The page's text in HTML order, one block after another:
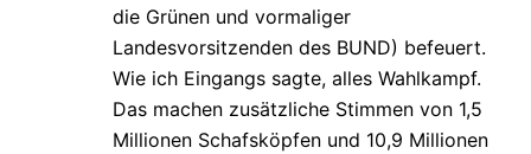
die Grünen und vormaliger
Landesvorsitzenden des BUND) befeuert.
Wie ich Eingangs sagte, alles Wahlkampf.
Das machen zusätzliche Stimmen von 1,5
Millionen Schafsköpfen und 10,9 Millionen